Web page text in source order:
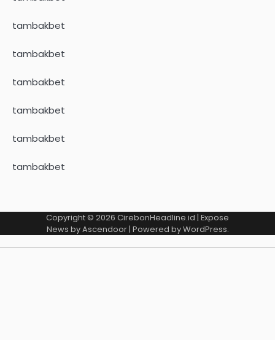
tambakbet
tambakbet
tambakbet
tambakbet
tambakbet
tambakbet
Copyright © 2026 CirebonHeadline.id | Expose
News byAscendoor| Powered byWordPress.